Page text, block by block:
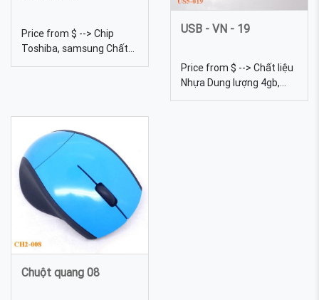
Price from $ --> Chip
Toshiba, samsung Chất
liệu Gỗ Dung lượng 4gb,
màu sắc Quy cách In lưới,
khắc laser USB vỏ gỗ 13 -
sản xuất USB theo yêu
cầu giá rẻ nhất
USB - VN - 19
Price from $ --> Chất liệu
Nhựa Dung lượng 4gb,
8gb, 16gb, 32gb, 64gb...
Chuột quang 08